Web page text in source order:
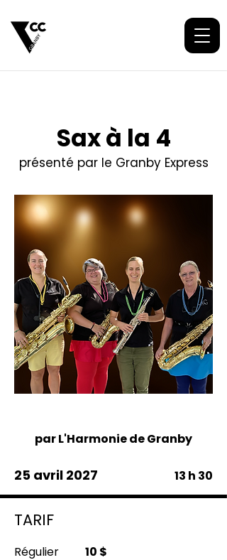
Sax à la 4
présenté par le Granby Express
par L'Harmonie de Granby
25 avril 2027 13 h 30
TARIF
Régulier 10 $